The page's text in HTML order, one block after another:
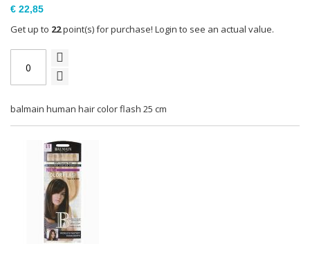
balmain human hair color flash 25 cm
€ 22,85
Get up to 22point(s) for purchase! Login to see an actual value.